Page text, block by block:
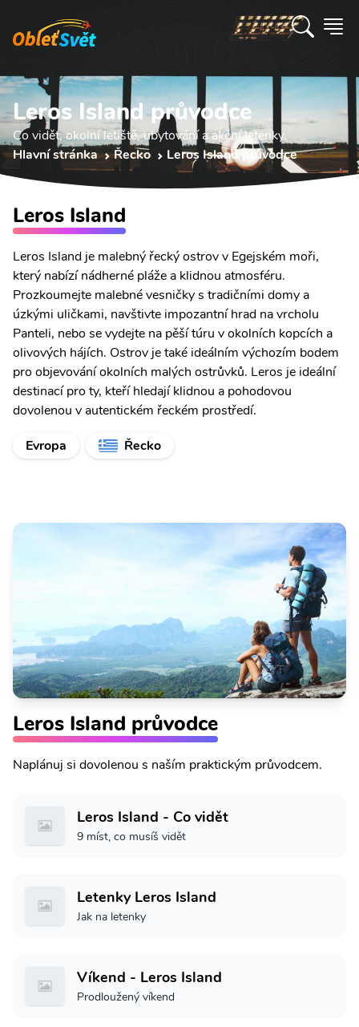
Leros Island průvodce
Co vidět, okolní letiště, ubytování a akční letenky.
Hlavní stránka
Řecko Leros Island průvodce
Leros Island
Leros Island je malebný řecký ostrov v Egejském moři,
který nabízí nádherné pláže a klidnou atmosféru.
Prozkoumejte malebné vesničky s tradičními domy a
úzkými uličkami, navštivte impozantní hrad na vrcholu
Panteli, nebo se vydejte na pěší túru v okolních kopcích a
olivových hájích. Ostrov je také ideálním výchozím bodem
pro objevování okolních malých ostrůvků. Leros je ideální
destinací pro ty, kteří hledají klidnou a pohodovou
dovolenou v autentickém řeckém prostředí.
Evropa
Řecko
Leros Island průvodce
Naplánuj si dovolenou s naším praktickým průvodcem.
Leros Island - Co vidět
9 míst, co musíš vidět
Letenky Leros Island
Jak na letenky
Víkend - Leros Island
Prodloužený víkend